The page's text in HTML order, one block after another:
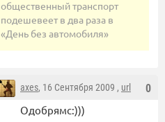
общественный транспорт
подешевеет в два раза в
«День без автомобиля»
0
axes, 16 Сентября 2009 , url
Одобрямс:)))